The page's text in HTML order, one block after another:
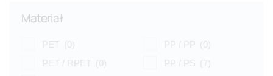
Materiał
PET (0)
PET / RPET (0)
PP / PP (0)
PP / PS (7)